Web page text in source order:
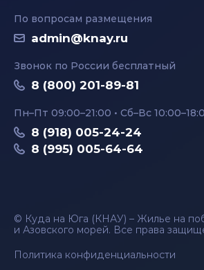
По вопросам размещения
admin@knay.ru
Звонок по России бесплатный
8 (800) 201-89-81
Пн–Пт 09:00–21:00 • Сб–Вс
8 (918) 005-24-24
8 (995) 005-64-64
© Куда на Юга (КНАУ) – Жилье на
и Азовского морей. Все права
Политика конфиденциальности